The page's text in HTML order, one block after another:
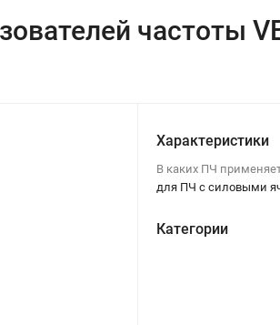
частоты
Характеристики
В каких ПЧ
для ПЧ с силовыми
Категории